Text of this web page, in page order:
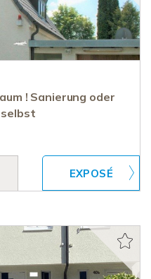
! Sanierung oder
selbst